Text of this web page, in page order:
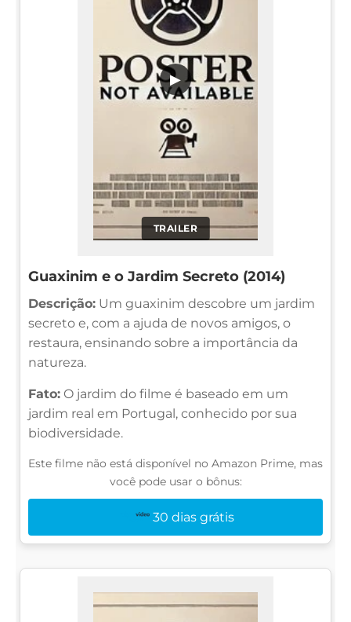
TRAILER
▶
Guaxinim e o Jardim Secreto (2014)
Descrição: Um guaxinim descobre um jardim
secreto e, com a ajuda de novos amigos, o
restaura, ensinando sobre a importância da
natureza.
Fato: O jardim do filme é baseado em um
jardim real em Portugal, conhecido por sua
biodiversidade.
Este filme não está disponível no Amazon Prime, mas
você pode usar o bônus:
30 dias grátis